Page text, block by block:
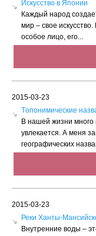
Искусство в Японии
Каждый народ
мир – свое
особое лицо, его...
2015-03-23
Tопонимические
В нашей жизни много
увлекается. А меня
географических
2015-03-23
Реки Ханты-
Внутренние воды –